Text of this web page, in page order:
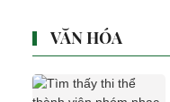
VĂN HÓA